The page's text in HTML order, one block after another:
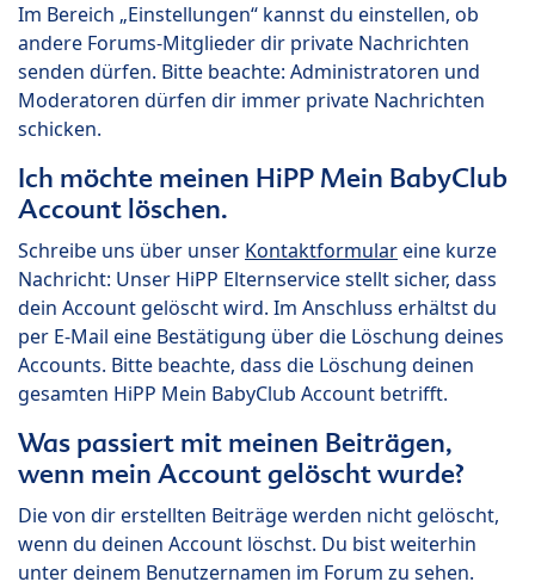
Im Bereich „Einstellungen“ kannst du einstellen, ob
andere Forums-Mitglieder dir private Nachrichten
senden dürfen. Bitte beachte: Administratoren und
Moderatoren dürfen dir immer private Nachrichten
schicken.
Ich möchte meinen HiPP Mein BabyClub
Account löschen.
Schreibe uns über unser Kontaktformulareine kurze
Nachricht: Unser HiPP Elternservice stellt sicher, dass
dein Account gelöscht wird. Im Anschluss erhältst du
per E-Mail eine Bestätigung über die Löschung deines
Accounts. Bitte beachte, dass die Löschung deinen
gesamten HiPP Mein BabyClub Account betrifft.
Was passiert mit meinen Beiträgen,
wenn mein Account gelöscht wurde?
Die von dir erstellten Beiträge werden nicht gelöscht,
wenn du deinen Account löschst. Du bist weiterhin
unter deinem Benutzernamen im Forum zu sehen.